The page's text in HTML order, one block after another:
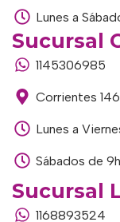
Lunes a
Sucursal
1145306985
Corrientes
Lunes a
Sábados de
Sucursal
1168893524